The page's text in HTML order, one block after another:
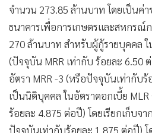
• Infographic
• การเมือง
• ท่องเที่ยว
• กีฬา
• ต่างประเทศ
• Special Scoop
•
เศรษฐกิจ-ธุรกิจ
จำนวน 273.85 ล้านบาท โดยเป็นค่
ธนาคารเพื่อการเกษตรและสหกรณ์
270 ล้านบาท สำหรับผู้กู้รายบุคคล
(ปัจจุบัน MRR เท่ากับ ร้อยละ 6.50
อัตรา MRR -3 (หรือปัจจุบันเท่ากับ
เป็นนิติบุคคล ในอัตราดอกเบี้ย
ร้อยละ 4.875 ต่อปี) โดยเรียกเก็บจ
ปัจจุบันเท่ากับร้อยละ 1.875 ต่อปี) โ